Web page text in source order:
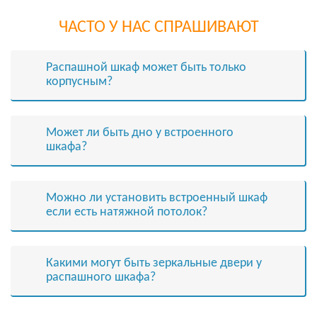
ЧАСТО У НАС СПРАШИВАЮТ
Распашной шкаф может быть только
корпусным?
Может ли быть дно у встроенного
шкафа?
Можно ли установить встроенный шкаф
если есть натяжной потолок?
Какими могут быть зеркальные двери у
распашного шкафа?